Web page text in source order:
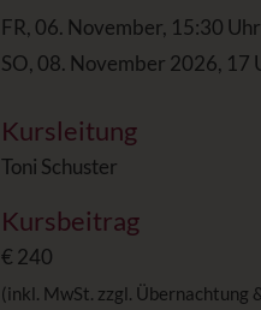
FR, 06. November, 15:30
SO, 08. November 2026, 17
Kursleitung
Toni Schuster
Kursbeitrag
€ 240
(inkl. MwSt. zzgl. Übernachtung